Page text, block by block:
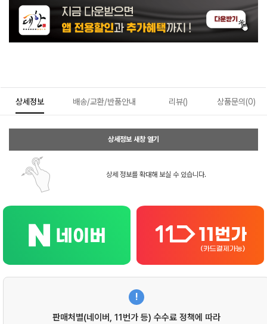
상세정보 배송/교환/반품안내 리뷰() 상품문의(0)
상세정보 새창 열기
상세 정보를 확대해 보실 수 있습니다.
!
판매처별(네이버, 11번가 등) 수수료 정책에 따라